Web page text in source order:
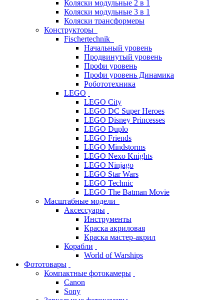
Коляски модульные 2 в 1
Коляски модульные 3 в 1
Коляски трансформеры
Конструкторы
Fischertechnik
Начальный уровень
Продвинутый уровень
Профи уровень
Профи уровень Динамика
Робототехника
LEGO
LEGO City
LEGO DC Super Heroes
LEGO Disney Princesses
LEGO Duplo
LEGO Friends
LEGO Mindstorms
LEGO Nexo Knights
LEGO Ninjago
LEGO Star Wars
LEGO Technic
LEGO The Batman Movie
Масштабные модели
Аксессуары
Инструменты
Краска акриловая
Краска мастер-акрил
Корабли
World of Warships
Фототовары
Компактные фотокамеры
Canon
Sony